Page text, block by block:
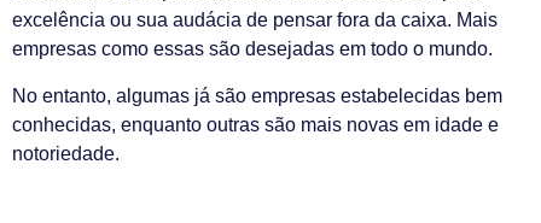
excelência ou sua audácia de pensar fora da caixa. Mais
empresas como essas são desejadas em todo o mundo.
No entanto, algumas já são empresas estabelecidas bem
conhecidas, enquanto outras são mais novas em idade e
notoriedade.